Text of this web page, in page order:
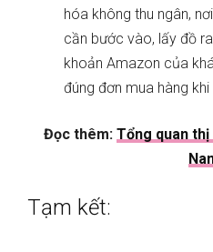
hóa không thu ngân,
cần bước vào, lấy đồ
khoản Amazon của
đúng đơn mua hàng
Đọc thêm: Tổng quan
Tạm kết: